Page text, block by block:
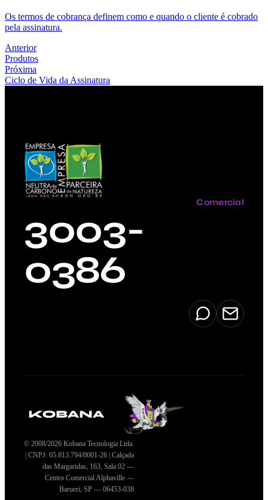
Os termos de cobrança definem como e quando o cliente é cobrado
pela assinatura.
Anterior
Produtos
Próxima
Ciclo de Vida da Assinatura
Comercial
3003-
0386
© 2008/2026 Kobana Tecnologia Ltda.
| CNPJ: 05.813.794/0001-26 | Calçada
das Margaridas, 163, Sala 02 —
Centro Comercial Alphaville —
Barueri, SP — 06453-038